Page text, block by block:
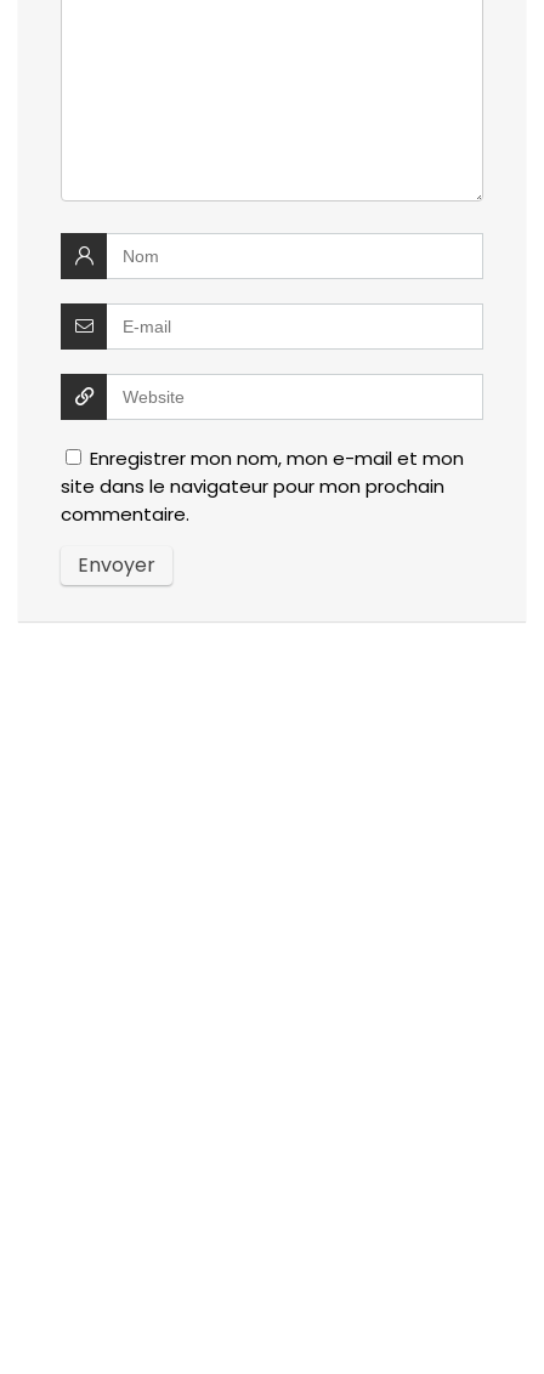
Enregistrer mon nom, mon e-mail et mon
site dans le navigateur pour mon prochain
commentaire.